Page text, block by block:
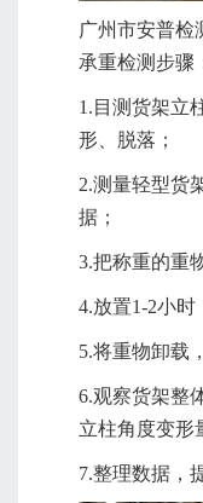
广州市安普检
承重检测步骤
1.目测货架立
形、脱落；
2.测量轻型货
据；
3.把称重的重
4.放置1-2小时
5.将重物卸载
6.观察货架整
立柱角度变形
7.整理数据，